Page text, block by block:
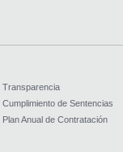
Transparencia
Cumplimiento de Sentencias
Plan Anual de Contratación